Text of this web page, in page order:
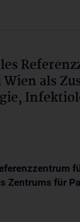
Wien als
Zentrums für